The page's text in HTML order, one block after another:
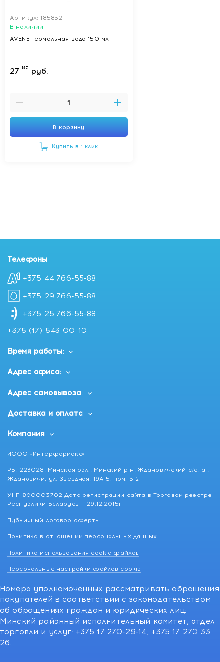
Артикул: 185852
В наличии
AVENE Термальная вода 150 мл
27 85 руб.
В корзину
Купить в 1 клик
Телефоны
+375 44 766-55-88
+375 29 766-55-88
+375 25 766-55-88
+375 (17) 543-00-10
Время работы:
Адрес офиса:
Адрес самовывоза:
Доставка и оплата
Компания
ИООО «Интерфармакс»
РБ, 223028, Минская обл., Минский р-н, Ждановичский с/с, аг.
Ждановичи, ул. Звездная, 19А-5, пом. 5-2
УНП 800003702 Дата регистрации сайта в Торговом реестре
Республики Беларусь — 29.12.2015г
Публичный договор оферты
Политика в отношении персональных данных
Политика использования cookie файлов
Персональные настройки файлов cookie
Номера уполномоченных рассматривать обращения
покупателей в соответствии с законодательством
об обращениях граждан и юридических лиц:
Минский районный исполнительный комитет, отдел
торговли и услуг: +375 17 270-29-14, +375 17 270 33
26.